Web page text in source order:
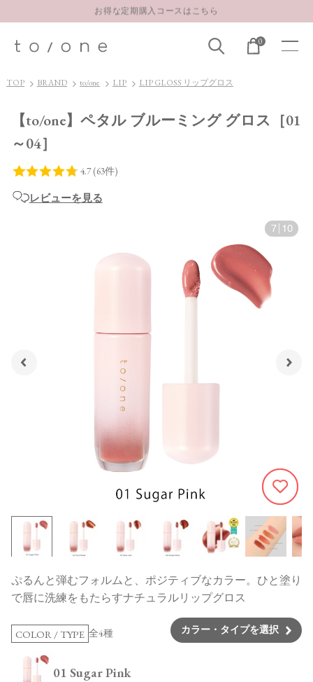
LINE お友達登録 500円OFFクーポンプレゼント
0
TOP BRAND to/one LIP LIP GLOSS リップグロス
【to/one】ペタル ブルーミング グロス［01
～04］
レビューを見る
7| 10
1229
ぷるんと弾むフォルムと、ポジティブなカラー。ひと塗り
で唇に洗練をもたらすナチュラルリップグロス
COLOR / TYPE 全4種 カラー・タイプを選択
01 Sugar Pink